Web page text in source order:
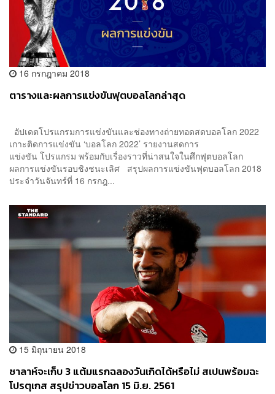
16 กรกฎาคม 2018
ตารางและผลการแข่งขันฟุตบอลโลกล่าสุด
อัปเดตโปรแกรมการแข่งขันและช่องทางถ่ายทอดสดบอลโลก 2022
เกาะติดการแข่งขัน ‘บอลโลก 2022’ รายงานสดการ
แข่งขัน โปรแกรม พร้อมกับเรื่องราวที่น่าสนใจในศึกฟุตบอลโลก
ผลการแข่งขันรอบชิงชนะเลิศ สรุปผลการแข่งขันฟุตบอลโลก 2018
ประจำวันจันทร์ที่ 16 กรกฎ...
15 มิถุนายน 2018
ซาลาห์จะเก็บ 3 แต้มแรกฉลองวันเกิดได้หรือไม่ สเปนพร้อมฉะ
โปรตุเกส สรุปข่าวบอลโลก 15 มิ.ย. 2561